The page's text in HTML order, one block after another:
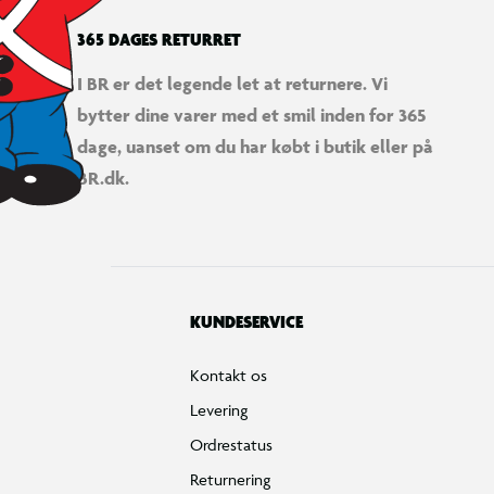
365 DAGES RETURRET
I BR er det legende let at returnere. Vi
bytter dine varer med et smil inden for 365
dage, uanset om du har købt i butik eller på
BR.dk.
KUNDESERVICE
Kontakt os
Levering
Ordrestatus
Returnering